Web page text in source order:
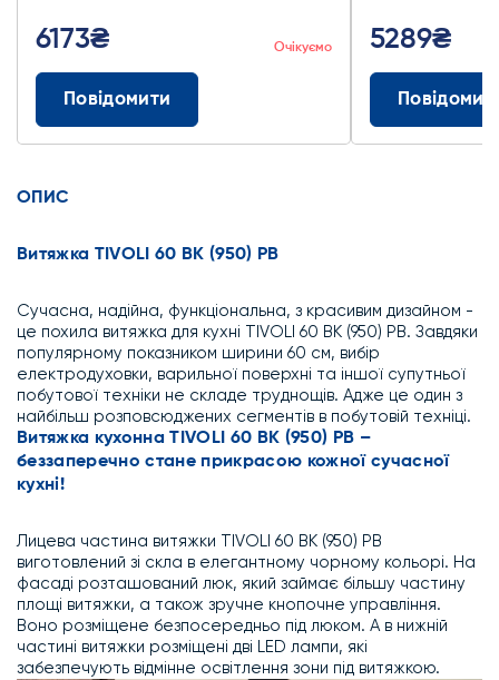
6173₴ Очікуємо
Повідомити
5289₴
ОПИС
Витяжка TIVOLI 60 BK (950) PB
Сучасна, надійна, функціональна, з красивим дизайном -
це похила витяжка для кухні TIVOLI 60 BK (950) PB. Завдяки
популярному показником ширини 60 см, вибір
електродуховки, варильної поверхні та іншої супутньої
побутової техніки не складе труднощів. Адже це один з
найбільш розповсюджених сегментів в побутовій техніці.
Витяжка кухонна TIVOLI 60 BK (950) PB –
беззаперечно стане прикрасою кожної сучасної
кухні!
Лицева частина витяжки TIVOLI 60 BK (950) PB
виготовлений зі скла в елегантному чорному кольорі. На
фасаді розташований люк, який займає більшу частину
площі витяжки, а також зручне кнопочне управління.
Воно розміщене безпосередньо під люком. А в нижній
частині витяжки розміщені дві LED лампи, які
забезпечують відмінне освітлення зони під витяжкою.